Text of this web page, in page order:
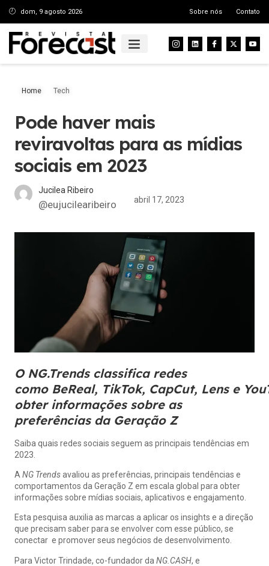
dom, 9 agosto 2026 Sobre nós Contato
Home Tech
Pode haver mais
reviravoltas para as mídias
sociais em 2023
Jucilea Ribeiro
@eujucilearibeiro abril 17, 2023
O NG.Trends classifica redes
como BeReal, TikTok, CapCut, Lens e
obter informações sobre as
preferências da Geração Z
Saiba quais redes sociais seguem as principais tendências em
2023.
A NG Trendsavaliou as preferências, principais tendências e
comportamentos da Geração Z em escala global para obter
informações sobre mídias sociais, aplicativos e engajamento.
Esta pesquisa auxilia as marcas a aplicar os insights e a direção
que precisam saber para se envolver com esse público, se
conectar e promover seus negócios de desenvolvimento.
Para Victor Trindade, co-fundador da NG.CASH, e